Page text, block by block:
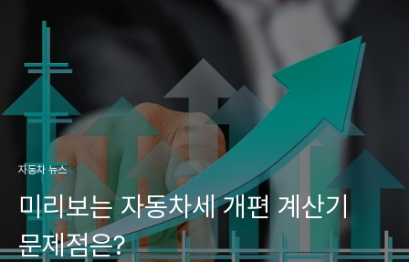
자동차 뉴스
미리보는 자동차세 개편 계산기
문제점은?